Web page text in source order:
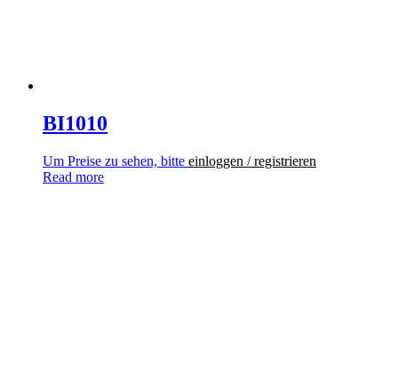
BI1010
Um Preise zu sehen, bitte einloggen / registrieren
Read more